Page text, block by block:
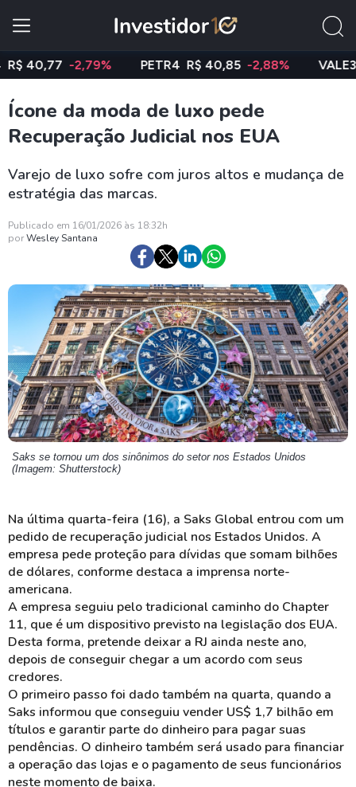
-2,79% PETR4 R$ 40,85 -2,88% VALE3 R$
Ícone da moda de luxo pede
Recuperação Judicial nos EUA
Varejo de luxo sofre com juros altos e mudança de
estratégia das marcas.
Publicado em 16/01/2026 às 18:32h
porWesley Santana
Saks se tornou um dos sinônimos do setor nos Estados Unidos
(Imagem: Shutterstock)
Na última quarta-feira (16), a Saks Global entrou com um
pedido de recuperação judicial nos Estados Unidos. A
empresa pede proteção para dívidas que somam bilhões
de dólares, conforme destaca a imprensa norte-
americana.
A empresa seguiu pelo tradicional caminho do Chapter
11, que é um dispositivo previsto na legislação dos EUA.
Desta forma, pretende deixar a RJ ainda neste ano,
depois de conseguir chegar a um acordo com seus
credores.
O primeiro passo foi dado também na quarta, quando a
Saks informou que conseguiu vender US$ 1,7 bilhão em
títulos e garantir parte do dinheiro para pagar suas
pendências. O dinheiro também será usado para financiar
a operação das lojas e o pagamento de seus funcionários
neste momento de baixa.